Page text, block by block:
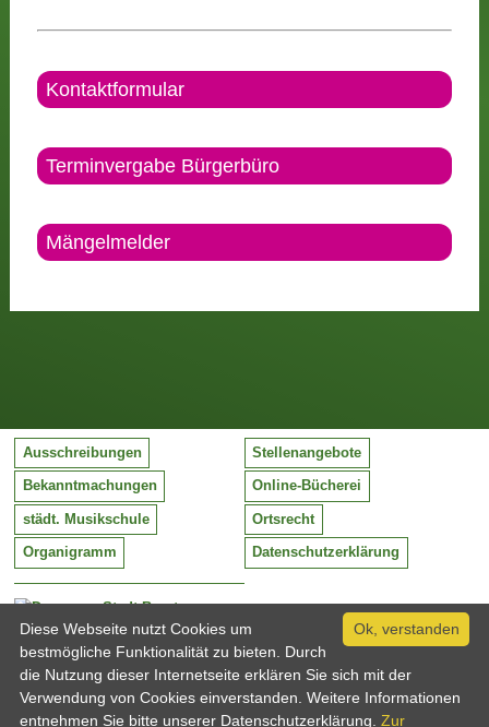
Kontaktformular
Terminvergabe Bürgerbüro
Mängelmelder
Stadt Barntrup
Mittelstraße 38
32683 Barntrup
Tel:
Email:
05263 / 409-0
info@barntrup.de
Ausschreibungen Stellenangebote
Bekanntmachungen Online-Bücherei
städt. Musikschule Ortsrecht
Organigramm Datenschutzerklärung
Ok, verstanden
Diese Webseite nutzt Cookies um
bestmögliche Funktionalität zu bieten. Durch
die Nutzung dieser Internetseite erklären Sie sich mit der
Verwendung von Cookies einverstanden. Weitere Informationen
entnehmen Sie bitte unserer Datenschutzerklärung. Zur